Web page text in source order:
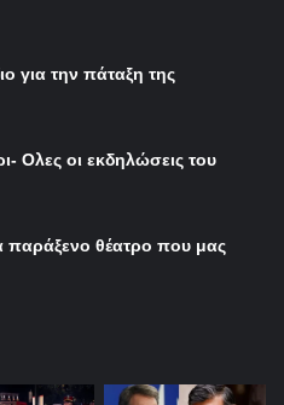
για την πάταξη της
Ολες οι εκδηλώσεις του
θέατρο που μας